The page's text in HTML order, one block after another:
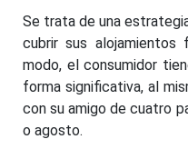
Se trata de una
cubrir sus
modo, el consumidor
forma significativa, al
con su amigo de cuatro
o agosto.